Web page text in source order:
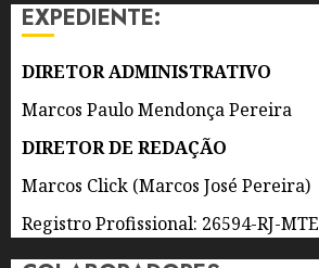
EUROPA,
ESTADOS
UNIDOS
E A
AMÉRICA
LATINA
CANTANDO
A
EXPEDIENTE:
DIRETOR ADMINISTRATIVO
Marcos Paulo Mendonça Pereira
DIRETOR DE REDAÇÃO
Marcos Click (Marcos José Pereira)
Registro Profissional: 26594-RJ-MTE